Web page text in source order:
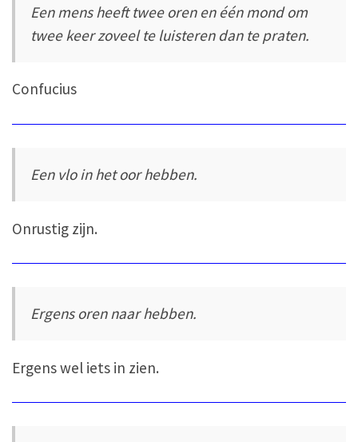
Een mens heeft twee oren en één mond om
twee keer zoveel te luisteren dan te praten.
Confucius
Een vlo in het oor hebben.
Onrustig zijn.
Ergens oren naar hebben.
Ergens wel iets in zien.